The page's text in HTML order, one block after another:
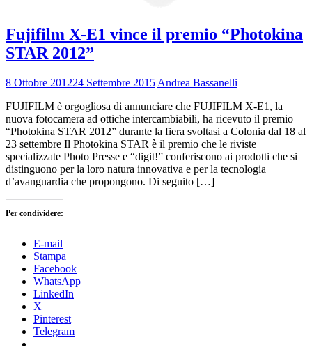
Fujifilm X-E1 vince il premio “Photokina
STAR 2012”
8 Ottobre 201224 Settembre 2015 Andrea Bassanelli
FUJIFILM è orgogliosa di annunciare che FUJIFILM X-E1, la
nuova fotocamera ad ottiche intercambiabili, ha ricevuto il premio
“Photokina STAR 2012” durante la fiera svoltasi a Colonia dal 18 al
23 settembre Il Photokina STAR è il premio che le riviste
specializzate Photo Presse e “digit!” conferiscono ai prodotti che si
distinguono per la loro natura innovativa e per la tecnologia
d’avanguardia che propongono. Di seguito […]
Per condividere:
E-mail
Stampa
Facebook
WhatsApp
LinkedIn
X
Pinterest
Telegram